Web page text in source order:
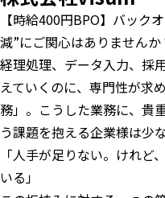
【時給400円BPO】バック
減”にご関心はありませんか
経理処理、データ入力、
えていくのに、専門性が求
務」。こうした業務に、貴
う課題を抱える企業様は少
「人手が足りない。けれど
いる」